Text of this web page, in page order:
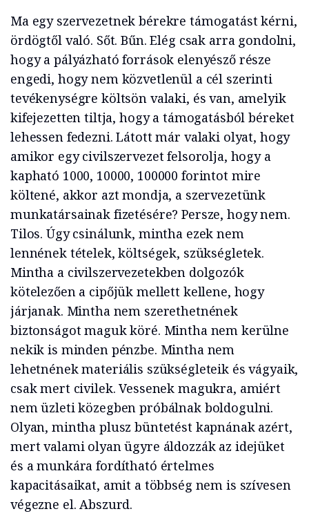
Ma egy szervezetnek bérekre támogatást kérni,
ördögtől való. Sőt. Bűn. Elég csak arra gondolni,
hogy a pályázható források elenyésző része
engedi, hogy nem közvetlenül a cél szerinti
tevékenységre költsön valaki, és van, amelyik
kifejezetten tiltja, hogy a támogatásból béreket
lehessen fedezni. Látott már valaki olyat, hogy
amikor egy civilszervezet felsorolja, hogy a
kapható 1000, 10000, 100000 forintot mire
költené, akkor azt mondja, a szervezetünk
munkatársainak fizetésére? Persze, hogy nem.
Tilos. Úgy csinálunk, mintha ezek nem
lennének tételek, költségek, szükségletek.
Mintha a civilszervezetekben dolgozók
kötelezően a cipőjük mellett kellene, hogy
járjanak. Mintha nem szerethetnének
biztonságot maguk köré. Mintha nem kerülne
nekik is minden pénzbe. Mintha nem
lehetnének materiális szükségleteik és vágyaik,
csak mert civilek. Vessenek magukra, amiért
nem üzleti közegben próbálnak boldogulni.
Olyan, mintha plusz büntetést kapnának azért,
mert valami olyan ügyre áldozzák az idejüket
és a munkára fordítható értelmes
kapacitásaikat, amit a többség nem is szívesen
végezne el. Abszurd.